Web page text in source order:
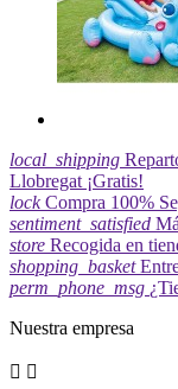
local_shipping
Llobregat ¡Gratis!
lock Compra 100%
sentiment_satisfied
store Recogida en
shopping_basket
perm_phone_msg
Nuestra empresa
 